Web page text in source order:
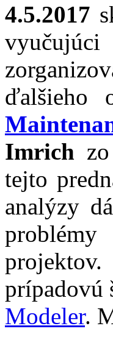
4.5.2017
ďalšieho
Imrich
tejto
analýzy
problémy
prípadovú
Modeler.